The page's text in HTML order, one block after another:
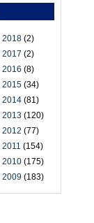
2018 (2)
2017 (2)
2016 (8)
2015 (34)
2014 (81)
2013 (120)
2012 (77)
2011 (154)
2010 (175)
2009 (183)